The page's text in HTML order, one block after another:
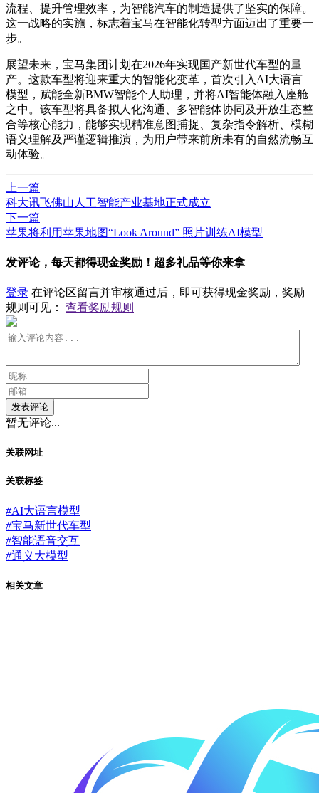
流程、提升管理效率，为智能汽车的制造提供了坚实的保障。
这一战略的实施，标志着宝马在智能化转型方面迈出了重要一
步。
展望未来，宝马集团计划在2026年实现国产新世代车型的量
产。这款车型将迎来重大的智能化变革， 首次引入AI大语言
模型，赋能全新BMW智能个人助理，并将AI智能体融入座舱
之中。该车型将具备拟人化沟通、多智能体协同及开放生态整
合等核心能力，能够实现精准意图捕捉、复杂指令解析、模糊
语义理解及严谨逻辑推演，为用户带来前所未有的自然流畅互
动体验。
上一篇
科大讯飞佛山人工智能产业基地正式成立
下一篇
​苹果将利用苹果地图“Look Around” 照片训练AI模型
发评论，每天都得现金奖励！超多礼品等你来拿
登录 在评论区留言并审核通过后，即可获得现金奖励，奖励
规则可见： 查看奖励规则
发表评论
暂无评论...
关联网址
关联标签
#AI大语言模型
#宝马新世代车型
#智能语音交互
#通义大模型
相关文章